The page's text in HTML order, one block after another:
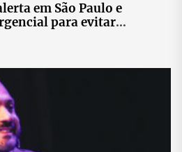
em São Paulo e
para evitar
de energia